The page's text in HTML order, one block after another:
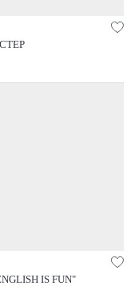
IS FUN"